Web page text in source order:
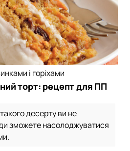
і горіхами
торт: рецепт для ПП
десерту ви не
зможете насолоджуватися